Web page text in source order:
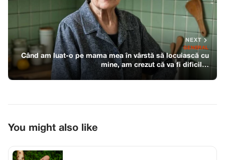
NEXT
GENERAL
Când am luat-o pe mama mea în vârstă să locuiască cu
mine, am crezut că va fi dificil…
You might also like